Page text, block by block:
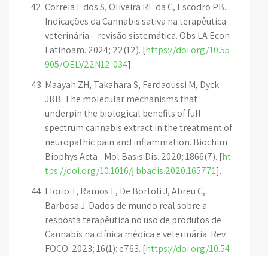
Correia F dos S, Oliveira RE da C, Escodro PB.
Indicações da Cannabis sativa na terapêutica
veterinária – revisão sistemática. Obs LA Econ
Latinoam. 2024; 22(12). [https://doi.org/10.55
905/OELV22N12-034].
Maayah ZH, Takahara S, Ferdaoussi M, Dyck
JRB. The molecular mechanisms that
underpin the biological benefits of full-
spectrum cannabis extract in the treatment of
neuropathic pain and inflammation. Biochim
Biophys Acta - Mol Basis Dis. 2020; 1866(7). [ht
tps://doi.org/10.1016/j.bbadis.2020.165771].
Florio T, Ramos L, De Bortoli J, Abreu C,
Barbosa J. Dados de mundo real sobre a
resposta terapêutica no uso de produtos de
Cannabis na clínica médica e veterinária. Rev
FOCO. 2023; 16(1): e763. [https://doi.org/10.54